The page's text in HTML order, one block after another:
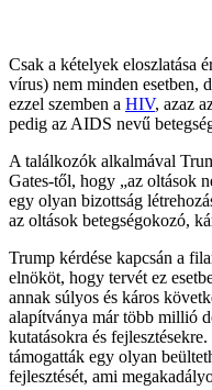
Csak a kételyek eloszlatása
vírus) nem minden esetben,
ezzel szemben a HIV, azaz
pedig az AIDS nevű
A találkozók alkalmával
Gates-től, hogy „az oltások
egy olyan bizottság
az oltások betegségokozó,
Trump kérdése kapcsán a
elnököt, hogy tervét ez
annak súlyos és káros
alapítványa már több millió
kutatásokra és
támogatták egy olyan
fejlesztését, ami